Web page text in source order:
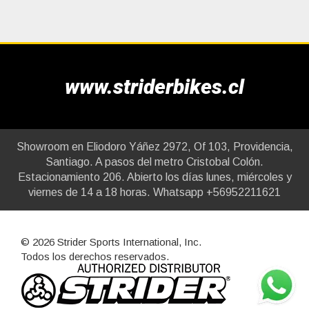
www.striderbikes.cl
Showroom en Eliodoro Yáñez 2972, Of 103, Providencia,
Santiago. A pasos del metro Cristobal Colón.
Estacionamiento 206. Abierto los días lunes, miércoles y
viernes de 14 a 18 horas. Whatsapp +56952211621
© 2026 Strider Sports International, Inc.
Todos los derechos reservados.